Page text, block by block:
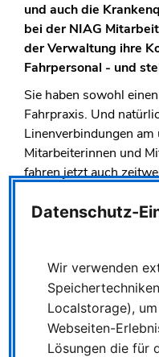
und auch die
bei der NIAG
der Verwaltung ihre
Fahrpersonal - und
Sie haben sowohl
Fahrpraxis. Und
Linenverbindungen
Mitarbeiterinnen und
fahren jetzt auch
Mit dabei: Jürgen Klein
Duisburg begleitet
Beitrag vom 13.
https://www1.wdr.de/
lokalzeit-aus-
Datenschutz-
Wir verwenden
Localstorage),
Webseiten-
Lösungen die für